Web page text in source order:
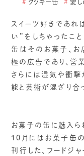
# クッキー缶 # 愛
スイーツ好きであれ
い”をしちゃったこ
缶はそのお菓子、
極の広告であり、営
さらには湿気や衝撃
能と芸術が混ざり合
お菓子の缶に魅入ら
10月にはお菓子缶
刊行した、フードジ